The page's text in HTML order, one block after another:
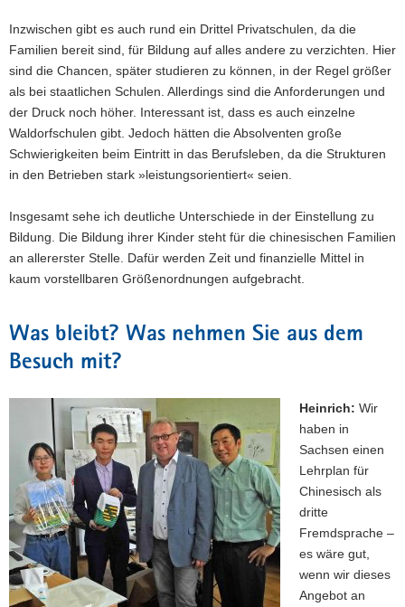
Inzwischen gibt es auch rund ein Drittel Privatschulen, da die
Familien bereit sind, für Bildung auf alles andere zu verzichten. Hier
sind die Chancen, später studieren zu können, in der Regel größer
als bei staatlichen Schulen. Allerdings sind die Anforderungen und
der Druck noch höher. Interessant ist, dass es auch einzelne
Waldorfschulen gibt. Jedoch hätten die Absolventen große
Schwierigkeiten beim Eintritt in das Berufsleben, da die Strukturen
in den Betrieben stark »leistungsorientiert« seien.
Insgesamt sehe ich deutliche Unterschiede in der Einstellung zu
Bildung. Die Bildung ihrer Kinder steht für die chinesischen Familien
an allererster Stelle. Dafür werden Zeit und finanzielle Mittel in
kaum vorstellbaren Größenordnungen aufgebracht.
Was bleibt? Was nehmen Sie aus dem
Besuch mit?
Heinrich: Wir
haben in
Sachsen einen
Lehrplan für
Chinesisch als
dritte
Fremdsprache –
es wäre gut,
wenn wir dieses
Angebot an